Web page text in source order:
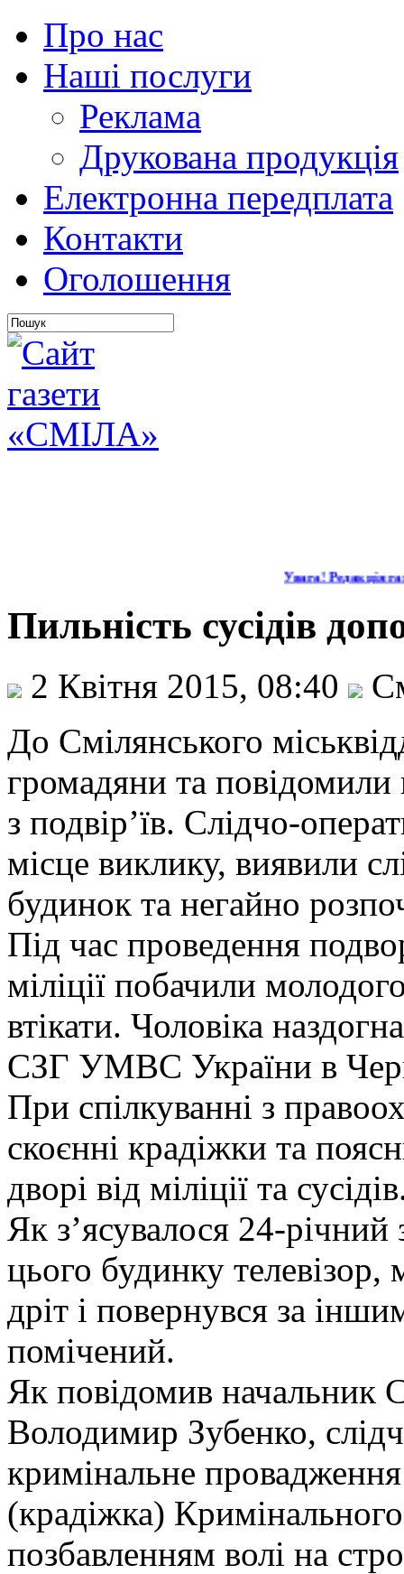
Про нас
Наші послуги
Реклама
Друкована продукція
Електронна передплата
Контакти
Оголошення
Увага! Редакція
Пильність сусідів
2 Квітня 2015, 08:40
До Смілянського
громадяни та
з подвір’їв. Слідчо-
місце виклику, виявили
будинок та негайно
Під час проведення
міліції побачили
втікати. Чоловіка
СЗГ УМВС України в
При спілкуванні з
скоєнні крадіжки та
дворі від міліції та
Як з’ясувалося 24-
цього будинку телевізор,
дріт і повернувся за
помічений.
Як повідомив начальник
Володимир Зубенко,
кримінальне
(крадіжка)
позбавленням волі на